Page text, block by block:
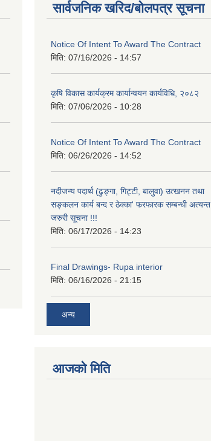
सार्वजनिक खरिद/बोलपत्र सूचना
Notice Of Intent To Award The Contract
मिति: 07/16/2026 - 14:57
कृषि विकास कार्यक्रम कार्यान्वयन कार्यविधि, २०८२
मिति: 07/06/2026 - 10:28
Notice Of Intent To Award The Contract
मिति: 06/26/2026 - 14:52
नदीजन्य पदार्थ (ढुङ्गा, गिट्टी, बालुवा) उत्खनन तथा
सङ्कलन कार्य बन्द र ठेक्का' फरफारक सम्बन्धी अत्यन्त
जरुरी सूचना !!!
मिति: 06/17/2026 - 14:23
Final Drawings- Rupa interior
मिति: 06/16/2026 - 21:15
अन्य
आजको मिति